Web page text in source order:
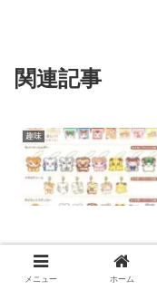
関連記事
趣味
趣味
メニュー ホーム